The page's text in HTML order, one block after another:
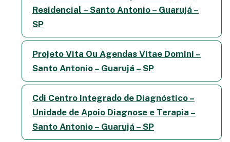
Residencial – Santo Antonio – Guarujá –
SP
Projeto Vita Ou Agendas Vitae Domini –
Santo Antonio – Guarujá – SP
Cdi Centro Integrado de Diagnóstico –
Unidade de Apoio Diagnose e Terapia –
Santo Antonio – Guarujá – SP